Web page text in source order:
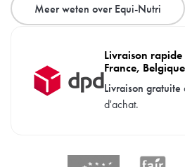
Meer weten over Equi-Nutri
Livraison rapide
France,
Livraison gratuite
d'achat.